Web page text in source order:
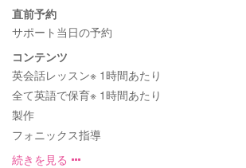
直前予約
サポート当日の予約
コンテンツ
英会話レッスン※ 1時間あたり
全て英語で保育※ 1時間あたり
製作
フォニックス指導
続きを見る